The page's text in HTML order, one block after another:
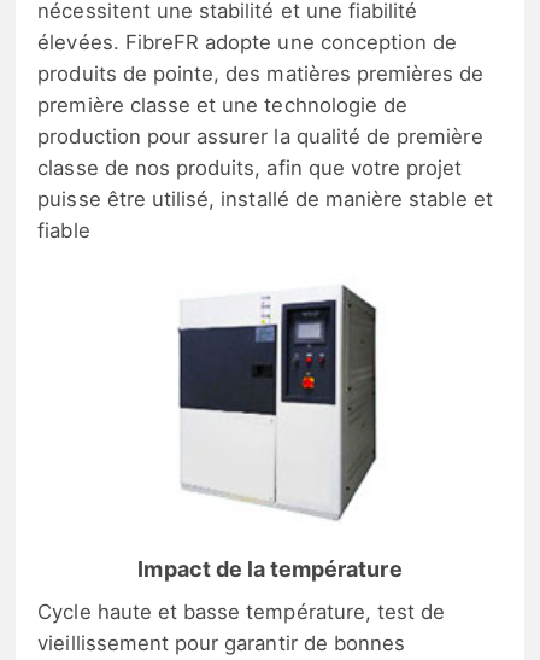
nécessitent une stabilité et une fiabilité
élevées. FibreFR adopte une conception de
produits de pointe, des matières premières de
première classe et une technologie de
production pour assurer la qualité de première
classe de nos produits, afin que votre projet
puisse être utilisé, installé de manière stable et
fiable
Impact de la température
Cycle haute et basse température, test de
vieillissement pour garantir de bonnes